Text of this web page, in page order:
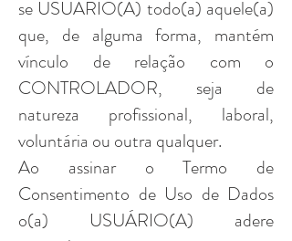
se USUÁRIO(A) todo(a) aquele(a)
que, de alguma forma, mantém
vínculo de relação com o
CONTROLADOR, seja de
natureza profissional, laboral,
voluntária ou outra qualquer.
Ao assinar o Termo de
Consentimento de Uso de Dados
o(a) USUÁRIO(A) adere